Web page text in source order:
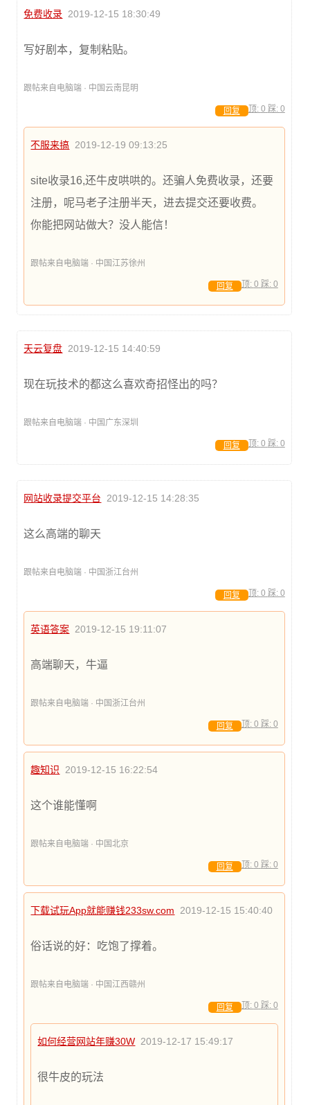
免费收录 2019-12-15 18:30:49
写好剧本，复制粘贴。
跟帖来自电脑端 · 中国云南昆明
顶: 0 踩: 0
回复
不服来搞 2019-12-19 09:13:25
site收录16,还牛皮哄哄的。还骗人免费收录，还要
注册，呢马老子注册半天，进去提交还要收费。
你能把网站做大？没人能信！
跟帖来自电脑端 · 中国江苏徐州
顶: 0 踩: 0
回复
天云复盘 2019-12-15 14:40:59
现在玩技术的都这么喜欢奇招怪出的吗？
跟帖来自电脑端 · 中国广东深圳
顶: 0 踩: 0
回复
网站收录提交平台 2019-12-15 14:28:35
这么高端的聊天
跟帖来自电脑端 · 中国浙江台州
顶: 0 踩: 0
回复
英语答案 2019-12-15 19:11:07
高端聊天，牛逼
跟帖来自电脑端 · 中国浙江台州
顶: 0 踩: 0
回复
趣知识 2019-12-15 16:22:54
这个谁能懂啊
跟帖来自电脑端 · 中国北京
顶: 0 踩: 0
回复
下载试玩App就能赚钱233sw.com 2019-12-15 15:40:40
俗话说的好：吃饱了撑着。
跟帖来自电脑端 · 中国江西赣州
顶: 0 踩: 0
回复
如何经营网站年赚30W 2019-12-17 15:49:17
很牛皮的玩法